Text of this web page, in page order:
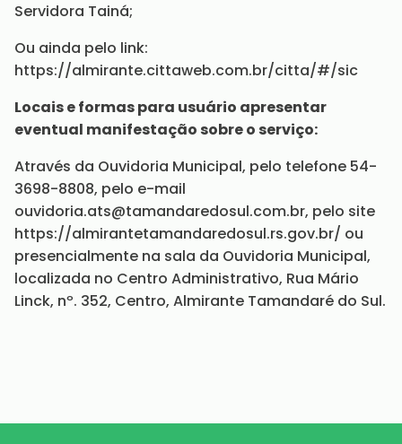
Servidora Tainá;
Ou ainda pelo link:
https://almirante.cittaweb.com.br/citta/#/sic
Locais e formas para usuário apresentar
eventual manifestação sobre o serviço:
Através da Ouvidoria Municipal, pelo telefone 54-
3698-8808, pelo e-mail
ouvidoria.ats@tamandaredosul.com.br, pelo site
https://almirantetamandaredosul.rs.gov.br/ ou
presencialmente na sala da Ouvidoria Municipal,
localizada no Centro Administrativo, Rua Mário
Linck, nº. 352, Centro, Almirante Tamandaré do Sul.